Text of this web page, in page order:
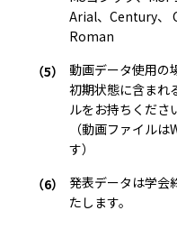
Arial、Century、
Roman
動画データ使用の
初期状態に含まれ
ルをお持ちくださ
（動画ファイル
す）
発表データは学会
たします。